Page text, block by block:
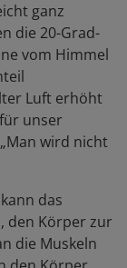
ganz
die 20-Grad-
vom Himmel
Luft erhöht
unser
wird nicht
das
den Körper zur
die Muskeln